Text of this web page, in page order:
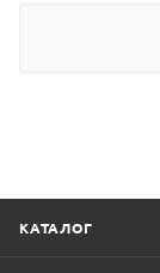
КАТАЛОГ